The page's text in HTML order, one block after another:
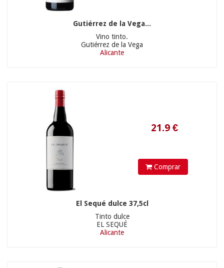
Gutiérrez de la Vega...
Vino tinto.
Gutiérrez de la Vega
Alicante
Comprar
El Sequé dulce 37,5cl
Tinto dulce
EL SEQUÉ
Alicante